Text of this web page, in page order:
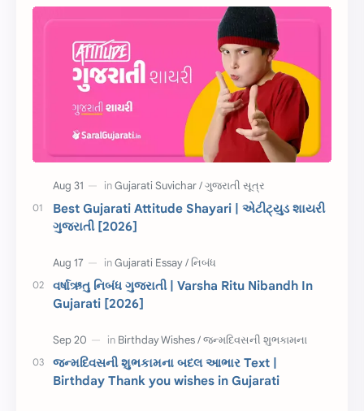
સુવિચાર Gujarati Vyakaran
આરતી
અહેવાલ લેખન શુભેચ્છા સંદેશ
ગુજરાતી શબ્દો
ધોરણ 5 માહિતી
ગુજરાતી સૂત્ર
ચાલીસા
દિવાળી સમાનાર્થી શબ્દો
સ્પીચ ગુજરાતી
રક્ષાબંધન 26 જાન્યુઆરી
જાણવા જેવું ધોરણ 8
Best Gujarati Attitude Shayari | એટીટ્યુડ શાયરી
ગુજરાતી [2026]
વર્ષાઋતુ નિબંધ ગુજરાતી | Varsha Ritu Nibandh In
Gujarati [2026]
જન્મદિવસની શુભકામના બદલ આભાર Text |
Birthday Thank you wishes in Gujarati